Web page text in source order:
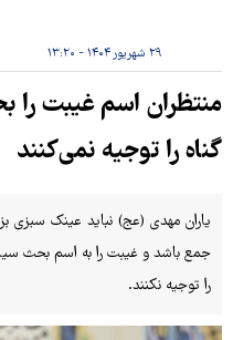
۲۹ شهریور ۱۴۰۴ - ۱۳:۲۰
منتظران اسم غیبت را
گناه را توجیه نمی‌کنند
یاران مهدی (عج) نباید عینک سبزی
جمع باشد و غیبت را به اسم بحث
را توجیه نکنند.